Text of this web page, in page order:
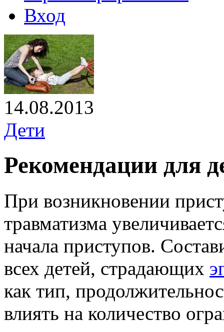
Вход
14.08.2013
Дети
Рекомендации для
При возникновении
травматизма
начала приступов.
всех детей, страдающих
как тип,
влиять на количество